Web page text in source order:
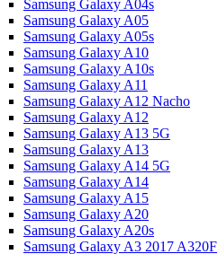
Samsung Galaxy A04s
Samsung Galaxy A05
Samsung Galaxy A05s
Samsung Galaxy A10
Samsung Galaxy A10s
Samsung Galaxy A11
Samsung Galaxy A12 Nacho
Samsung Galaxy A12
Samsung Galaxy A13 5G
Samsung Galaxy A13
Samsung Galaxy A14 5G
Samsung Galaxy A14
Samsung Galaxy A15
Samsung Galaxy A20
Samsung Galaxy A20s
Samsung Galaxy A3 2017 A320F